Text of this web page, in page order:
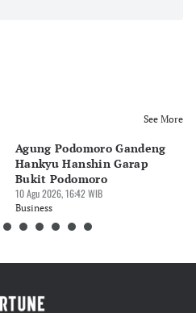
See More
Agung Podomoro Gandeng
Hankyu Hanshin Garap
Bukit Podomoro
10 Agu 2026, 16:42 WIB
Business